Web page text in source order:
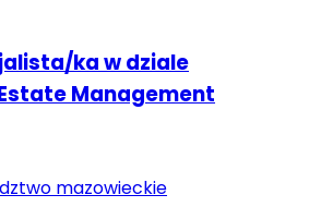
ka w dziale
Management
mazowieckie